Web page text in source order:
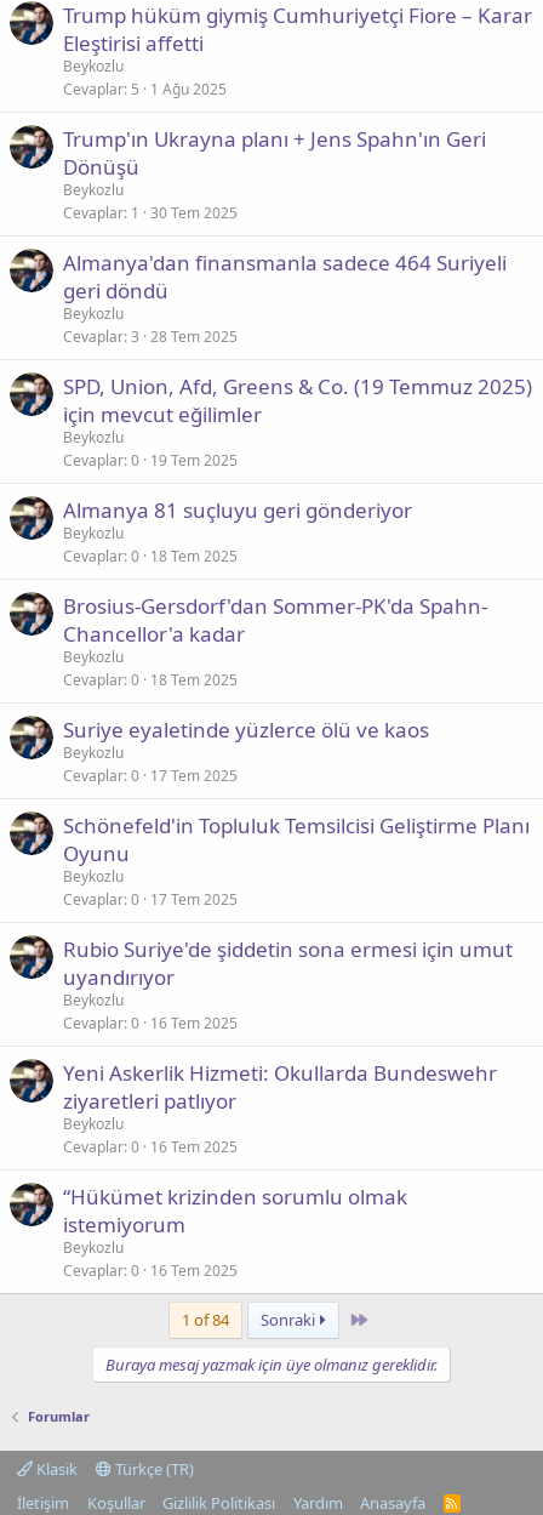
Trump hüküm giymiş Cumhuriyetçi Fiore – Karar
Eleştirisi affetti
Beykozlu
Cevaplar 5 1 Ağu 2025
Trump'ın Ukrayna planı + Jens Spahn'ın Geri
Dönüşü
Beykozlu
Cevaplar 1 30 Tem 2025
Almanya'dan finansmanla sadece 464 Suriyeli
geri döndü
Beykozlu
Cevaplar 3 28 Tem 2025
SPD, Union, Afd, Greens & Co. (19 Temmuz 2025)
için mevcut eğilimler
Beykozlu
Cevaplar 0 19 Tem 2025
Almanya 81 suçluyu geri gönderiyor
Beykozlu
Cevaplar 0 18 Tem 2025
Brosius-Gersdorf'dan Sommer-PK'da Spahn-
Chancellor'a kadar
Beykozlu
Cevaplar 0 18 Tem 2025
Suriye eyaletinde yüzlerce ölü ve kaos
Beykozlu
Cevaplar 0 17 Tem 2025
Schönefeld'in Topluluk Temsilcisi Geliştirme Planı
Oyunu
Beykozlu
Cevaplar 0 17 Tem 2025
Rubio Suriye'de şiddetin sona ermesi için umut
uyandırıyor
Beykozlu
Cevaplar 0 16 Tem 2025
Yeni Askerlik Hizmeti: Okullarda Bundeswehr
ziyaretleri patlıyor
Beykozlu
Cevaplar 0 16 Tem 2025
“Hükümet krizinden sorumlu olmak
istemiyorum
Beykozlu
Cevaplar 0 16 Tem 2025
1 of 84 Sonraki Last
Buraya mesaj yazmak için üye olmanız gereklidir.
Forumlar
Klasik
Türkçe (TR)
İletişim
Koşullar Gizlilik Politikası Yardım Anasayfa
R